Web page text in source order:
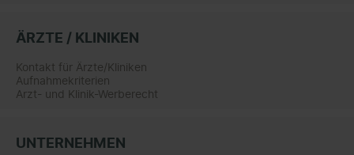
ÄRZTE / KLINIKEN
Kontakt für Ärzte/Kliniken
Aufnahmekriterien
Arzt- und Klinik-Werberecht
UNTERNEHMEN